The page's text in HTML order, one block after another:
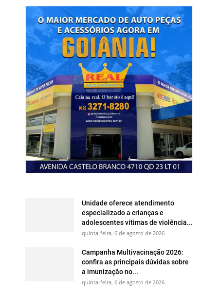
Unidade oferece atendimento
especializado a crianças e
adolescentes vítimas de violência...
quinta-feira, 6 de agosto de 2026
Campanha Multivacinação 2026:
confira as principais dúvidas sobre
a imunização no...
quinta-feira, 6 de agosto de 2026